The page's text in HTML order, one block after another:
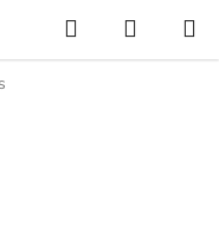
Hledat
KOŠÍK